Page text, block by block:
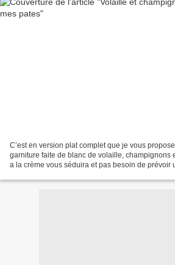
C’est en version plat complet que je vous
garniture faite de blanc de volaille, champignons
a la crème vous séduira et pas besoin de prévoir